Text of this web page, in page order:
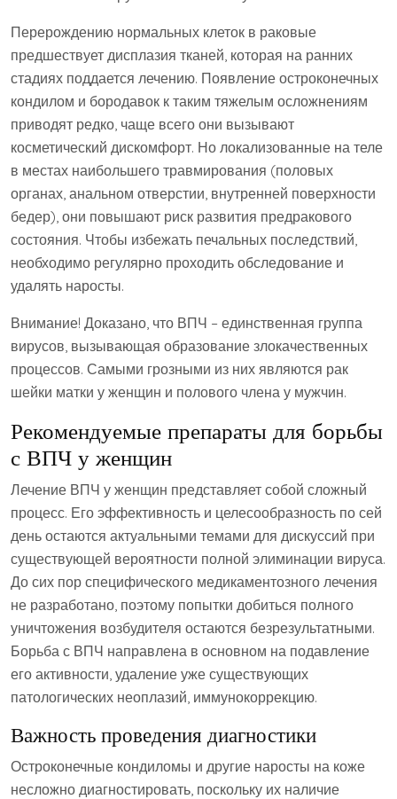
Перерождению нормальных клеток в раковые
предшествует дисплазия тканей, которая на ранних
стадиях поддается лечению. Появление остроконечных
кондилом и бородавок к таким тяжелым осложнениям
приводят редко, чаще всего они вызывают
косметический дискомфорт. Но локализованные на теле
в местах наибольшего травмирования (половых
органах, анальном отверстии, внутренней поверхности
бедер), они повышают риск развития предракового
состояния. Чтобы избежать печальных последствий,
необходимо регулярно проходить обследование и
удалять наросты.
Внимание! Доказано, что ВПЧ – единственная группа
вирусов, вызывающая образование злокачественных
процессов. Самыми грозными из них являются рак
шейки матки у женщин и полового члена у мужчин.
Рекомендуемые препараты для борьбы
с ВПЧ у женщин
Лечение ВПЧ у женщин представляет собой сложный
процесс. Его эффективность и целесообразность по сей
день остаются актуальными темами для дискуссий при
существующей вероятности полной элиминации вируса.
До сих пор специфического медикаментозного лечения
не разработано, поэтому попытки добиться полного
уничтожения возбудителя остаются безрезультатными.
Борьба с ВПЧ направлена в основном на подавление
его активности, удаление уже существующих
патологических неоплазий, иммунокоррекцию.
Важность проведения диагностики
Остроконечные кондиломы и другие наросты на коже
несложно диагностировать, поскольку их наличие